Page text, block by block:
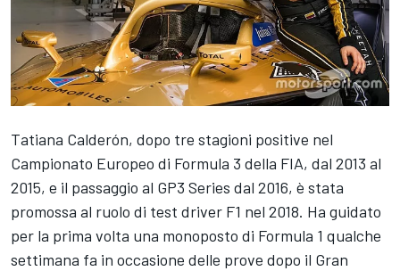
Tatiana Calderón, dopo tre stagioni positive nel
Campionato Europeo di Formula 3 della FIA, dal 2013 al
2015, e il passaggio al GP3 Series dal 2016, è stata
promossa al ruolo di test driver F1 nel 2018. Ha guidato
per la prima volta una monoposto di Formula 1 qualche
settimana fa in occasione delle prove dopo il Gran